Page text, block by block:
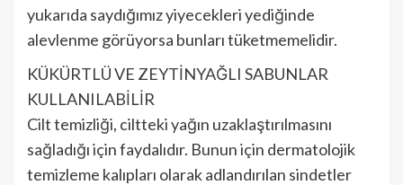
yukarıda saydığımız yiyecekleri yediğinde
alevlenme görüyorsa bunları tüketmemelidir.
KÜKÜRTLÜ VE ZEYTİNYAĞLI SABUNLAR
KULLANILABİLİR
Cilt temizliği, ciltteki yağın uzaklaştırılmasını
sağladığı için faydalıdır. Bunun için dermatolojik
temizleme kalıpları olarak adlandırılan sindetler